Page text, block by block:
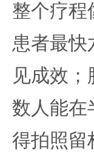
整个疗程
患者最快
见成效
数人能在
得拍照留